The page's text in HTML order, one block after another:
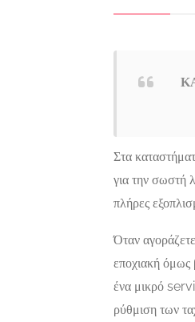
Στα
για την σωστή
πλήρες
Όταν
εποχιακή
ένα μικρό
ρύθμιση των